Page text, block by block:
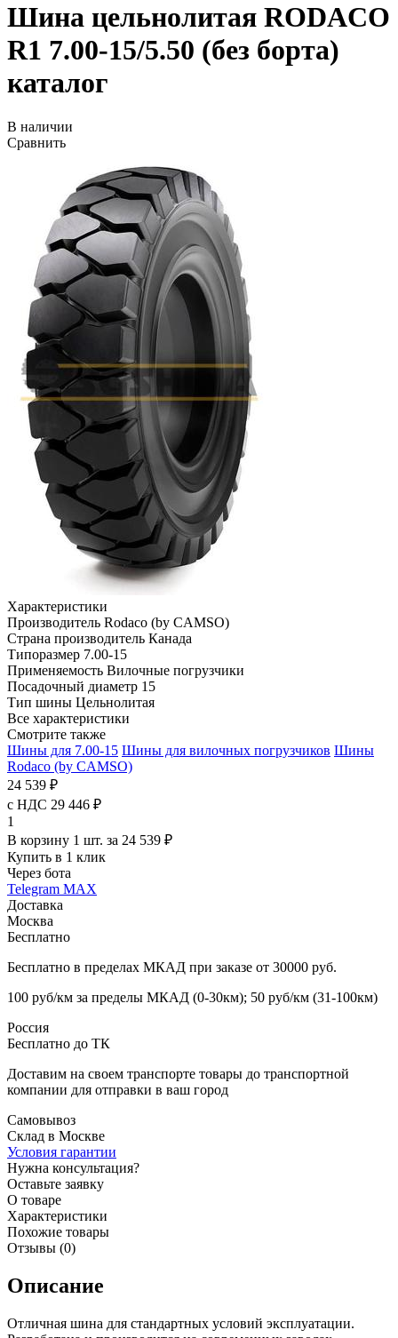
Шина цельнолитая RODACO
R1 7.00-15/5.50 (без борта)
каталог
В наличии
Сравнить
Характеристики
Производитель Rodaco (by CAMSO)
Страна производитель Канада
Типоразмер 7.00-15
Применяемость Вилочные погрузчики
Посадочный диаметр 15
Тип шины Цельнолитая
Все характеристики
Смотрите также
Шины для 7.00-15 Шины для вилочных погрузчиков Шины
Rodaco (by CAMSO)
24 539 ₽
с НДС 29 446 ₽
1
В корзину 1 шт. за 24 539 ₽
Купить в 1 клик
Через бота
Telegram MAX
Доставка
Москва
Бесплатно
Бесплатно в пределах МКАД при заказе от 30000 руб.
100 руб/км за пределы МКАД (0-30км); 50 руб/км (31-100км)
Россия
Бесплатно до ТК
Доставим на своем транспорте товары до транспортной
компании для отправки в ваш город
Самовывоз
Склад в Москве
Условия гарантии
Нужна консультация?
Оставьте заявку
О товаре
Характеристики
Похожие товары
Отзывы (0)
Описание
Отличная шина для стандартных условий эксплуатации.